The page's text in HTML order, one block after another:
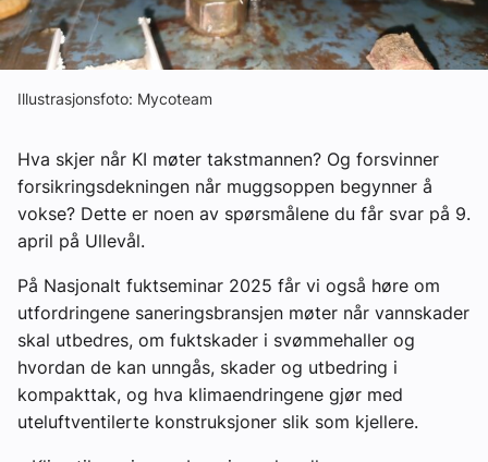
Abonner på fagbladet Byggfakta Nyheter
Annonsere i VVS Aktuelt
Kontakt oss
Tips oss
eBlad
Illustrasjonsfoto: Mycoteam
Hva skjer når KI møter takstmannen? Og forsvinner
forsikringsdekningen når muggsoppen begynner å
vokse? Dette er noen av spørsmålene du får svar på 9.
april på Ullevål.
På Nasjonalt fuktseminar 2025 får vi også høre om
utfordringene saneringsbransjen møter når vannskader
skal utbedres, om fuktskader i svømmehaller og
hvordan de kan unngås, skader og utbedring i
kompakttak, og hva klimaendringene gjør med
uteluftventilerte konstruksjoner slik som kjellere.